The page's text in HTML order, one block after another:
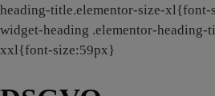
heading-title.elementor-size-xl{font-
widget-heading .elementor-heading-
xxl{font-size:59px}